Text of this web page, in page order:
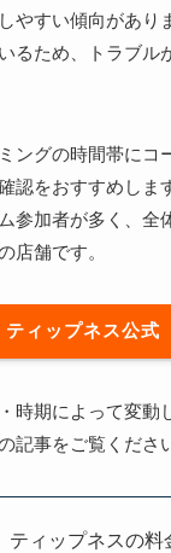
やすい傾向があり
るため、トラブル
ングの時間帯にコ
認をおすすめしま
参加者が多く、全
店舗です。
ティップネス公式
時期によって変動
記事をご覧くださ
ティップネスの料